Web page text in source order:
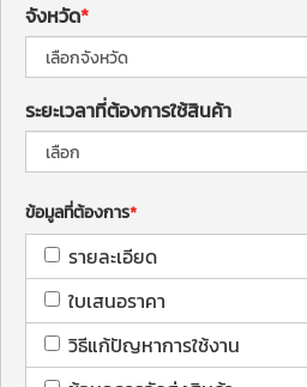
จังหวัด
ระยะเวลาที่ต้องการใช้สินค้า
ข้อมูลที่ต้องการ
รายละเอียด
ใบเสนอราคา
วิธีแก้ปัญหาการใช้งาน